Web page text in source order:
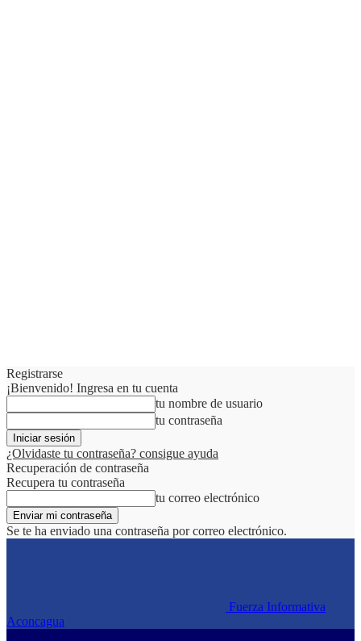
Registrarse
¡Bienvenido! Ingresa en tu cuenta
tu nombre de usuario
tu contraseña
¿Olvidaste tu contraseña? consigue ayuda
Recuperación de contraseña
Recupera tu contraseña
tu correo electrónico
Se te ha enviado una contraseña por correo electrónico.
Fuerza Informativa
Aconcagua